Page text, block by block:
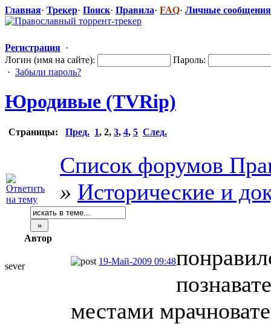
Главная· Трекер· Поиск· Правила· FAQ· Личные сообщения
Регистрация ·
Логин (имя на сайте):
Пароль:
· Забыли пароль?
Юродивые (TVRip)
Страницы: Пред. 1, 2, 3, 4, 5 След.
Список форумов
» Исторические и
Автор
sever 19-Май-2009 09:48
местами